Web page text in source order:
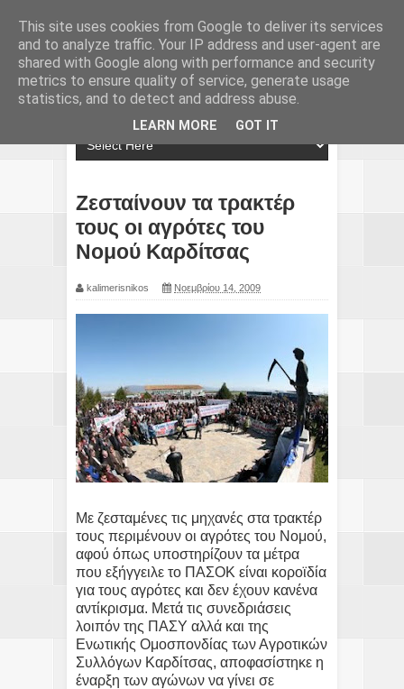
Ζεσταίνουν τα τρακτέρ
τους οι αγρότες του
Νομού Καρδίτσας
kalimerisnikos Νοεμβρίου 14, 2009
Με ζεσταμένες τις μηχανές στα τρακτέρ
τους περιμένουν οι αγρότες του Νομού,
αφού όπως υποστηρίζουν τα μέτρα
που εξήγγειλε το ΠΑΣΟΚ είναι κοροϊδία
για τους αγρότες και δεν έχουν κανένα
αντίκρισμα. Μετά τις συνεδριάσεις
λοιπόν της ΠΑΣΥ αλλά και της
Ενωτικής Ομοσπονδίας των Αγροτικών
Συλλόγων Καρδίτσας, αποφασίστηκε η
έναρξη των αγώνων να γίνει σε
This site uses cookies from Google to deliver its services
and to analyze traffic. Your IP address and user-agent are
shared with Google along with performance and security
metrics to ensure quality of service, generate usage
statistics, and to detect and address abuse.
LEARN MORE GOT IT